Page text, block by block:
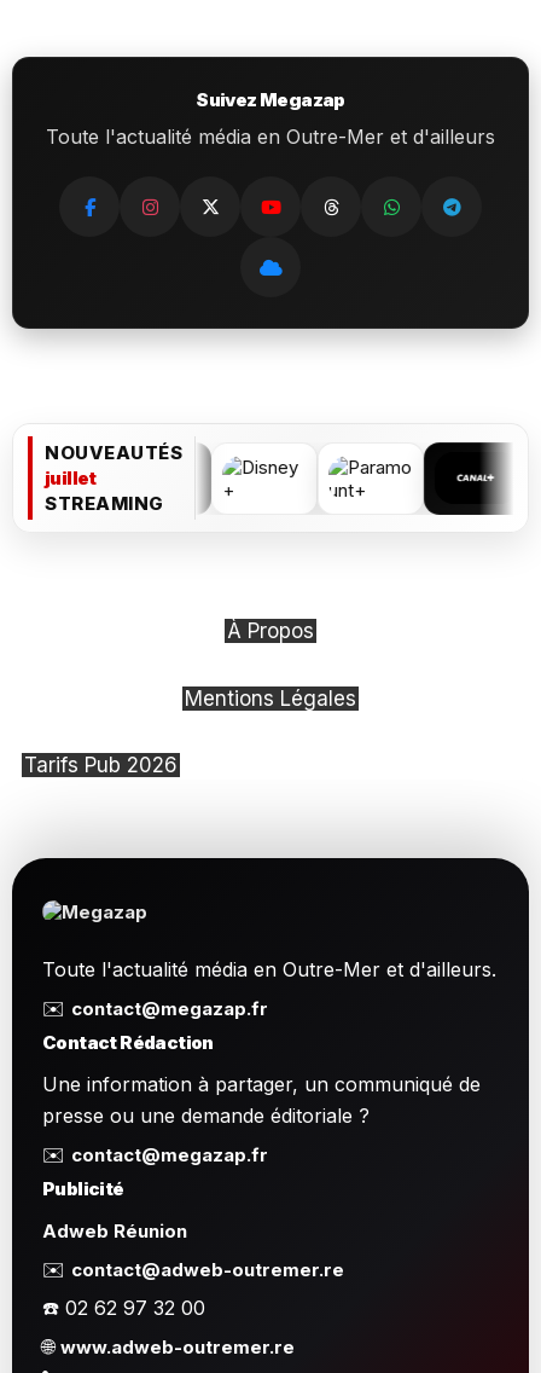
Suivez Megazap
Toute l'actualité média en Outre-Mer et d'ailleurs
NOUVEAUTÉS
juillet
STREAMING
À Propos
Mentions Légales
Tarifs Pub 2026
Toute l'actualité média en Outre-Mer et d'ailleurs.
✉️ contact@megazap.fr
Contact Rédaction
Une information à partager, un communiqué de
presse ou une demande éditoriale ?
✉️ contact@megazap.fr
Publicité
Adweb Réunion
✉️ contact@adweb-outremer.re
☎️ 02 62 97 32 00
🌐www.adweb-outremer.re